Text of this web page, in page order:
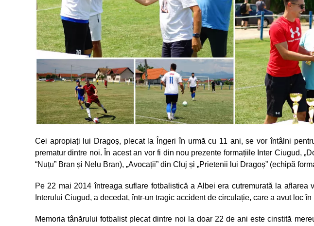
Cei apropiați lui Dragoș, plecat la Îngeri în urmă cu 11 ani, se vor întâlni
prematur dintre noi. În acest an vor fi din nou prezente formațiile Inter Ciugud,
“Nuțu” Bran și Nelu Bran), „Avocații” din Cluj și „Prietenii lui Dragoș” (echipă
Pe 22 mai 2014 întreaga suflare fotbalistică a Albei era cutremurată la aflarea
Interului Ciugud, a decedat, într-un tragic accident de circulație, care a avut loc în
Memoria tânărului fotbalist plecat dintre noi la doar 22 de ani este cinstită